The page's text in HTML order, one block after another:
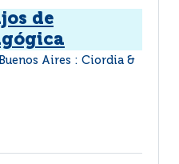
de
Buenos Aires : Ciordia &